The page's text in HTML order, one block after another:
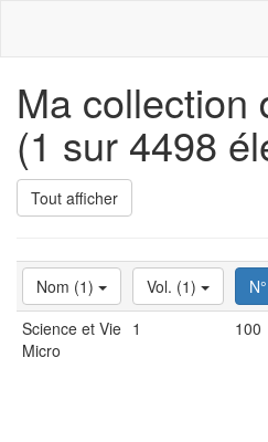
Ma collection
(1 sur 4498
Tout afficher
Nom (1) Vol. (1)
Science et Vie
Micro
1 100